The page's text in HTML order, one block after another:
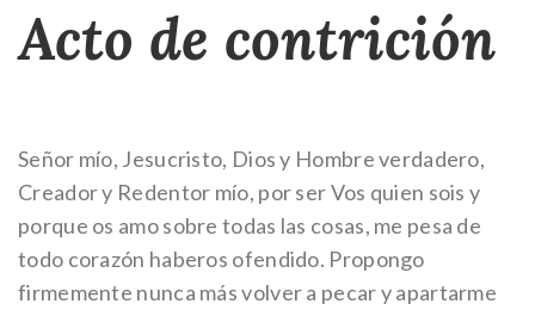
Acto de contrición
Señor mío, Jesucristo, Dios y Hombre verdadero,
Creador y Redentor mío, por ser Vos quien sois y
porque os amo sobre todas las cosas, me pesa de
todo corazón haberos ofendido. Propongo
firmemente nunca más volver a pecar y apartarme